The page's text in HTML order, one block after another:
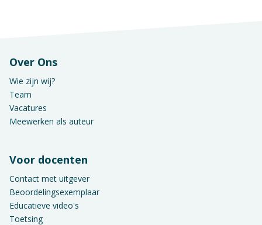
Over Ons
Wie zijn wij?
Team
Vacatures
Meewerken als auteur
Voor docenten
Contact met uitgever
Beoordelingsexemplaar
Educatieve video's
Toetsing